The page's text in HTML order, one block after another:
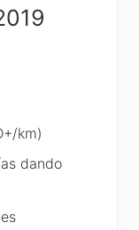
km)
dando